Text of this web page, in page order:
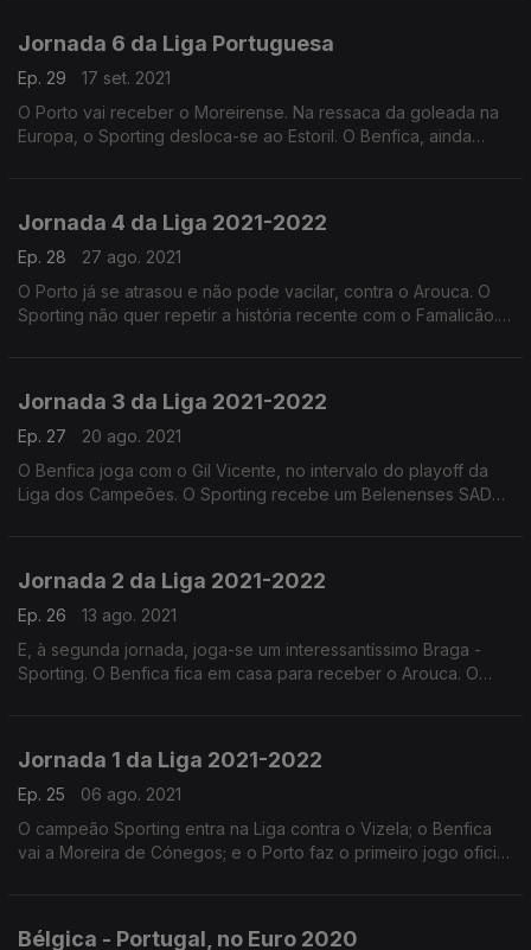
Jornada 6 da Liga Portuguesa
Ep. 29
17 set. 2021
O Porto vai receber o Moreirense. Na ressaca da goleada na
Europa, o Sporting desloca-se ao Estoril. O Benfica, ainda
Jornada 4 da Liga 2021-2022
Ep. 28
27 ago. 2021
O Porto já se atrasou e não pode vacilar, contra o Arouca. O
Sporting não quer repetir a história recente com o Famalicão.
Jornada 3 da Liga 2021-2022
Ep. 27
20 ago. 2021
O Benfica joga com o Gil Vicente, no intervalo do playoff da
Liga dos Campeões. O Sporting recebe um Belenenses SAD
Jornada 2 da Liga 2021-2022
Ep. 26
13 ago. 2021
E, à segunda jornada, joga-se um interessantíssimo Braga -
Sporting. O Benfica fica em casa para receber o Arouca. O
Jornada 1 da Liga 2021-2022
Ep. 25
06 ago. 2021
O campeão Sporting entra na Liga contra o Vizela; o Benfica
vai a Moreira de Cónegos; e o Porto faz o primeiro jogo oficial
Bélgica - Portugal, no Euro 2020